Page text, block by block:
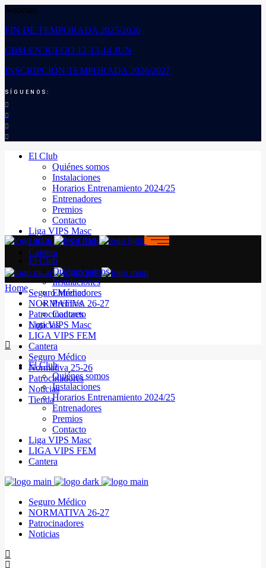
Noticias:
FIN DE TEMPORADA 2025/2026
CBM EN JUEGO 12-13-14 JUN
INSCRIPCIÓN TEMPORADA 2026/2027
SÍGUENOS:
El Club
Quiénes somos
Instalaciones
Horarios Entrenamiento 2024/25
Entrenadores
Premios
Contacto
Liga VIPS Masc
LIGA VIPS FEM
Cantera
Seguro Médico
NORMATIVA 26-27
Patrocinadores
Noticias
El Club
Quiénes somos
Instalaciones
Horarios Entrenamiento 2024/25
Entrenadores
Premios
Contacto
Liga VIPS Masc
LIGA VIPS FEM
Cantera
Seguro Médico
NORMATIVA 26-27
Patrocinadores
Noticias
El Club
Quiénes somos
Instalaciones
Entrenadores
Premios
Contacto
Liga VIPS Masc
LIGA VIPS FEM
Cantera
Seguro Médico
Normativa 25-26
Patrocinadores
Noticias
Tienda
Home